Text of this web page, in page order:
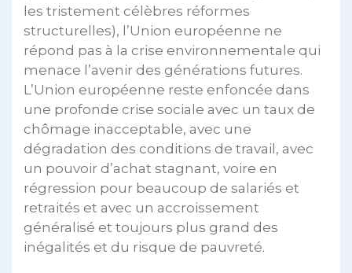
les tristement célèbres réformes
structurelles), l’Union européenne ne
répond pas à la crise environnementale qui
menace l’avenir des générations futures.
L’Union européenne reste enfoncée dans
une profonde crise sociale avec un taux de
chômage inacceptable, avec une
dégradation des conditions de travail, avec
un pouvoir d’achat stagnant, voire en
régression pour beaucoup de salariés et
retraités et avec un accroissement
généralisé et toujours plus grand des
inégalités et du risque de pauvreté.